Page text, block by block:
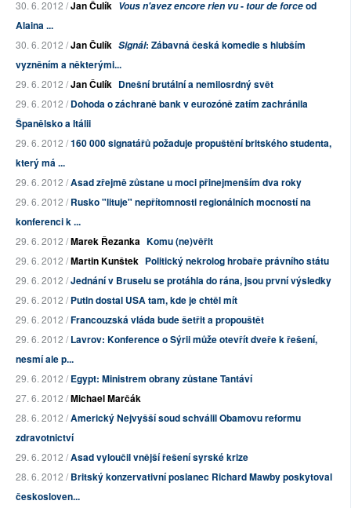
30. 6. 2012 /Jan Čulík Vous n'avez encore rien vu-tour de forceod
Alaina ...
30. 6. 2012 /Jan Čulík Signál: Zábavná česká komedie s hlubším
vyzněním a některými...
29. 6. 2012 /Jan Čulík Dnešní brutální a nemilosrdný svět
29. 6. 2012 /Dohoda o záchraně bank v eurozóně zatím zachránila
Španělsko a Itálii
29. 6. 2012 /160 000 signatářů požaduje propuštění britského studenta,
který má ...
29. 6. 2012 /Asad zřejmě zůstane u moci přinejmenším dva roky
29. 6. 2012 /Rusko "lituje" nepřítomnosti regionálních mocností na
konferenci k ...
29. 6. 2012 /Marek Řezanka Komu (ne)věřit
29. 6. 2012 /Martin Kunštek Politický nekrolog hrobaře právního státu
29. 6. 2012 /Jednání v Bruselu se protáhla do rána, jsou první výsledky
29. 6. 2012 /Putin dostal USA tam, kde je chtěl mít
29. 6. 2012 /Francouzská vláda bude šetřit a propouštět
29. 6. 2012 /Lavrov: Konference o Sýrii může otevřít dveře k řešení,
nesmí ale p...
29. 6. 2012 /Egypt: Ministrem obrany zůstane Tantáví
27. 6. 2012 /Michael Marčák
28. 6. 2012 /Americký Nejvyšší soud schválil Obamovu reformu
zdravotnictví
29. 6. 2012 /Asad vyloučil vnější řešení syrské krize
28. 6. 2012 /Britský konzervativní poslanec Richard Mawby poskytoval
českosloven...